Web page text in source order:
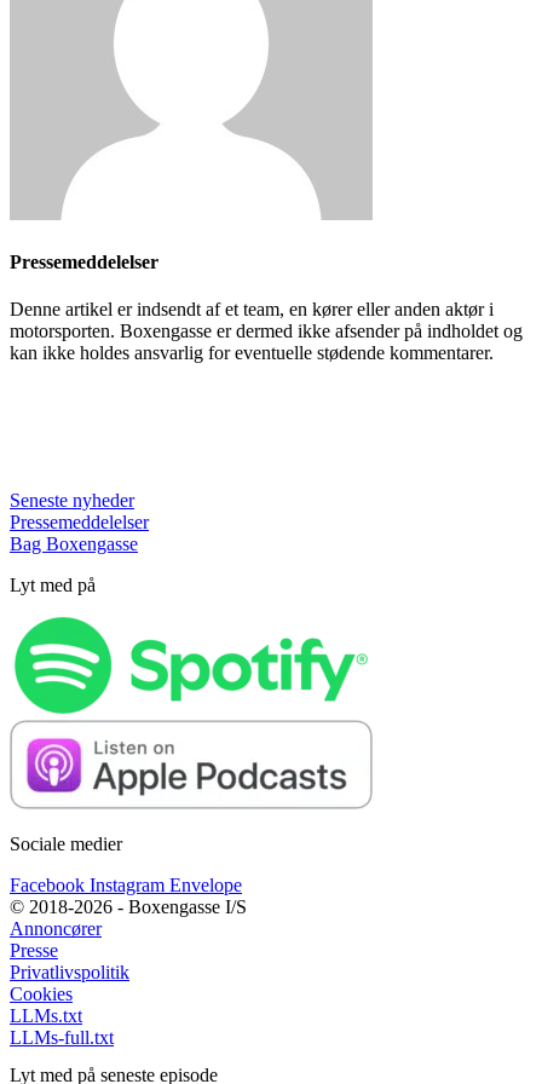
Pressemeddelelser
Denne artikel er indsendt af et team, en kører eller anden aktør i
motorsporten. Boxengasse er dermed ikke afsender på indholdet og
kan ikke holdes ansvarlig for eventuelle stødende kommentarer.
Seneste nyheder
Pressemeddelelser
Bag Boxengasse
Lyt med på
Sociale medier
Facebook Instagram Envelope
© 2018-2026 - Boxengasse I/S
Annoncører
Presse
Privatlivspolitik
Cookies
LLMs.txt
LLMs-full.txt
Lyt med på seneste episode